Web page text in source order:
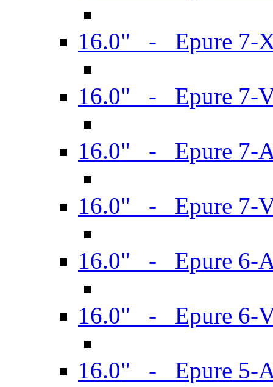
16.0" - Epure 7-
16.0" - Epure 7-
16.0" - Epure 7-
16.0" - Epure 7-
16.0" - Epure 6-
16.0" - Epure 6-
16.0" - Epure 5-